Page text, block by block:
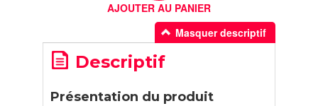
AJOUTER AU PANIER
Masquer descriptif
Descriptif
Présentation du produit